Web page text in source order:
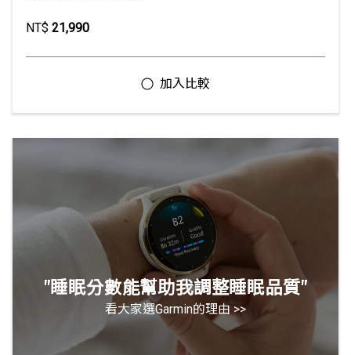
NT$ 21,990
"睡眠分數能幫助我調整睡眠品質"
看大家選Garmin的理由 >>